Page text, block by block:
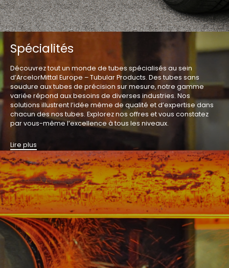
Spécialités
Découvrez tout un monde de tubes spécialisés au sein
d’ArcelorMittal Europe – Tubular Products. Des tubes sans
soudure aux tubes de précision sur mesure, notre gamme
variée répond aux besoins de diverses industries. Nos
solutions illustrent l’idée même de qualité et d’expertise dans
chacun des nos tubes. Explorez nos offres et vous constatez
par vous-même l’excellence à tous les niveaux.
Lire plus